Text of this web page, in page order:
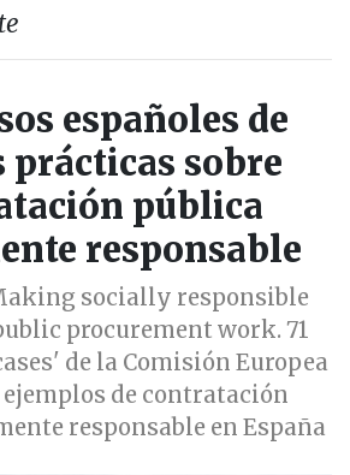
españoles de
prácticas sobre
pública
responsable
socially responsible
procurement work. 71
de la Comisión Europea
ejemplos de contratación
responsable en España